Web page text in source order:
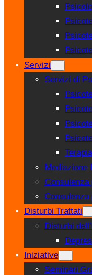
Servizi
Servizi di
Mediazione
Consulenza
Disturbi Trattati
Disturbi
Iniziative
Seminari